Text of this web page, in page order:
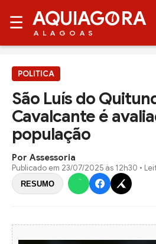
☰ AQUIAG RA
ALAGOAS
POLITICA
São Luís do
Cavalcante é
população
Por Assessoria
Publicado em 23/07/2025 às 12h30 •
RESUMO